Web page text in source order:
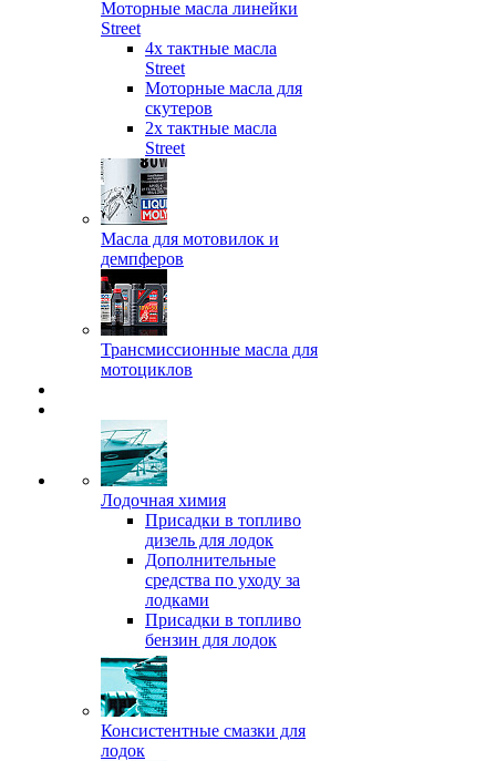
Моторные масла линейки
Street
4х тактные масла
Street
Моторные масла для
скутеров
2х тактные масла
Street
Масла для мотовилок и
демпферов
Трансмиссионные масла для
мотоциклов
Лодочная химия
Присадки в топливо
дизель для лодок
Дополнительные
средства по уходу за
лодками
Присадки в топливо
бензин для лодок
Консистентные смазки для
лодок